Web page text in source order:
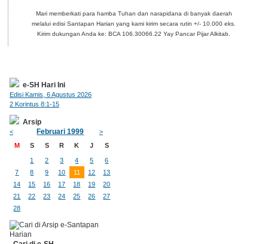
Mari memberkati para hamba Tuhan dan narapidana di banyak daerah
melalui edisi Santapan Harian yang kami kirim secara rutin +/- 10.000 eks.
Kirim dukungan Anda ke: BCA 106.30066.22 Yay Pancar Pijar Alkitab.
e-SH Hari Ini
Edisi Kamis, 6 Agustus 2026
2 Korintus 8:1-15
Arsip
< Februari 1999
>
M
S S R K J S
1 2 3 4 5
6
7
8 9 10 11 12
13
14
15 16 17 18 19
20
21
22 23 24 25 26
27
28